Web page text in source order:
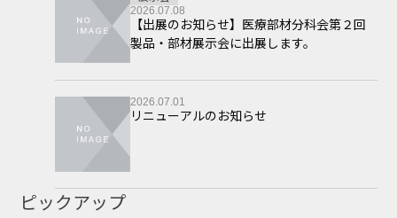
2026.07.08
【出展のお知らせ】医療部材分科会第２回
製品・部材展示会に出展します。
2026.07.01
リニューアルのお知らせ
ピックアップ